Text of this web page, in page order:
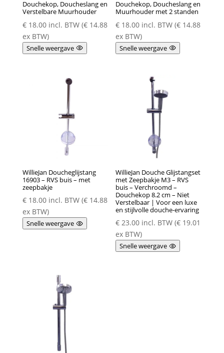
Douchekop, Doucheslang en
Verstelbare Muurhouder
€18.00 incl. BTW (€14.88
ex BTW)
Snelle weergave
Douchekop, Doucheslang en
Muurhouder met 2 standen
€ 18.00 incl. BTW (€ 14.88
ex BTW)
Snelle weergave
WillieJan Doucheglijstang
16903 – RVS buis – met
zeepbakje
€18.00 incl. BTW (€14.88
ex BTW)
Snelle weergave
WillieJan Douche Glijstangset
met Zeepbakje M3 – RVS
buis – Verchroomd –
Douchekop 8.2 cm – Niet
Verstelbaar | Voor een luxe
en stijlvolle douche-ervaring
€ 23.00 incl. BTW (€ 19.01
ex BTW)
Snelle weergave